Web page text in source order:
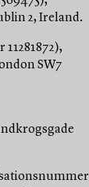
2, Ireland.
SW7